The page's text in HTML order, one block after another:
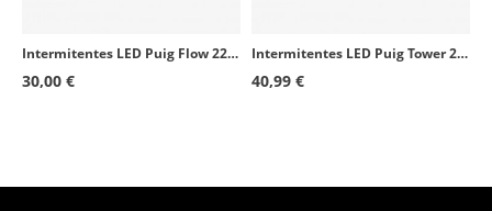
Intermitentes LED Puig Flow 22599N Negro
30,00 €
Intermitentes LED Puig Tower 20424N Negro
40,99 €